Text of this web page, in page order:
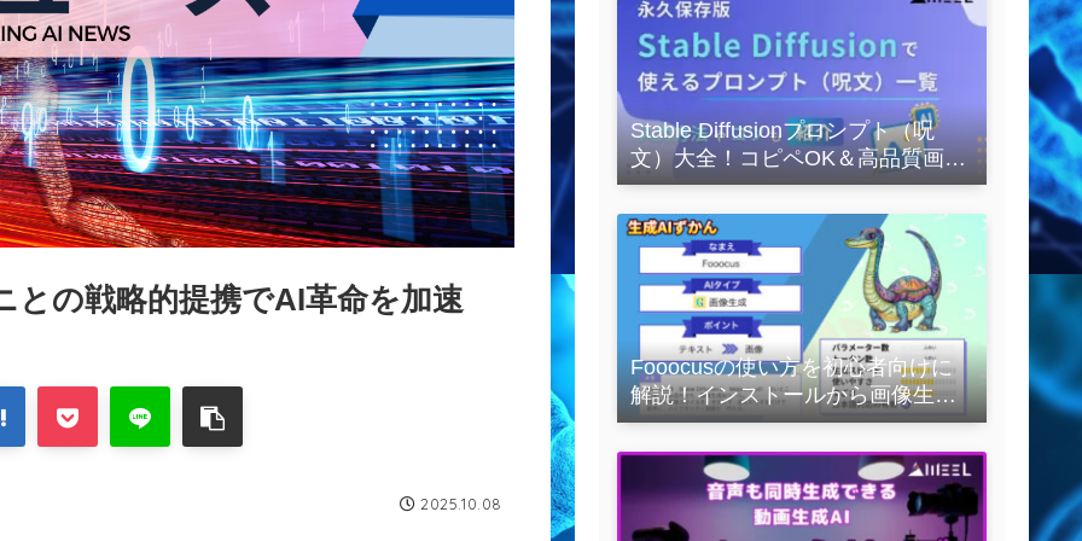
の戦略的提携でAI革命を加速
2025.10.08
Stable Diffusionプロンプト（呪
文）大全！コピペOK＆高品質画像
を作るコツの完全保存版
Fooocusの使い方を初心者向けに
解説！インストールから画像生成
の実践まで紹介